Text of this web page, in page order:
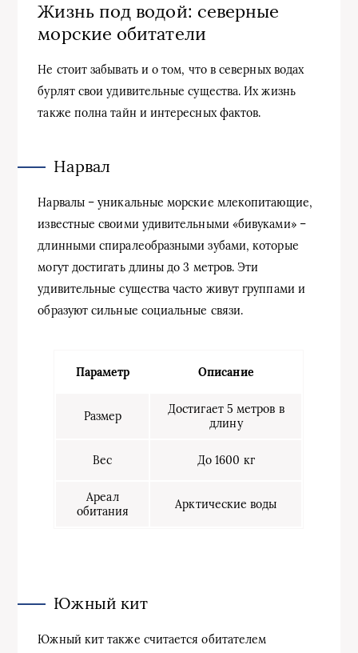
Жизнь под водой: северные
морские обитатели
Не стоит забывать и о том, что в северных водах
бурлят свои удивительные существа. Их жизнь
также полна тайн и интересных фактов.
Нарвал
Нарвалы – уникальные морские млекопитающие,
известные своими удивительными «бивуками» –
длинными спиралеобразными зубами, которые
могут достигать длины до 3 метров. Эти
удивительные существа часто живут группами и
образуют сильные социальные связи.
Параметр Описание
Размер
Достигает 5 метров в
длину
Вес До 1600 кг
Ареал
обитания
Арктические воды
Южный кит
Южный кит также считается обитателем